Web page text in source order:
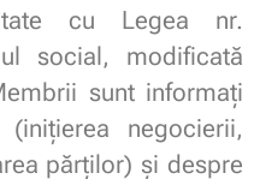
cu Legea nr.
social, modificată
sunt informați
(inițierea negocierii,
părților) și despre